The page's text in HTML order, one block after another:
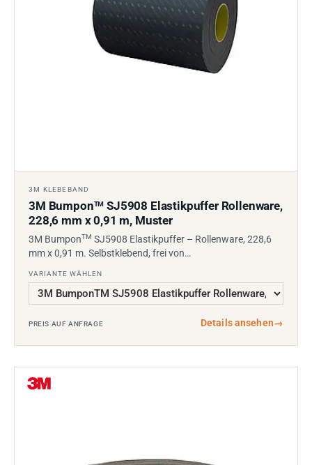
3M KLEBEBAND
3M BumponTM SJ5908 Elastikpuffer Rollenware,
228,6 mm x 0,91 m, Muster
3M BumponTM SJ5908 Elastikpuffer – Rollenware, 228,6
mm x 0,91 m. Selbstklebend, frei von…
VARIANTE WÄHLEN
PREIS AUF ANFRAGE Details ansehen→